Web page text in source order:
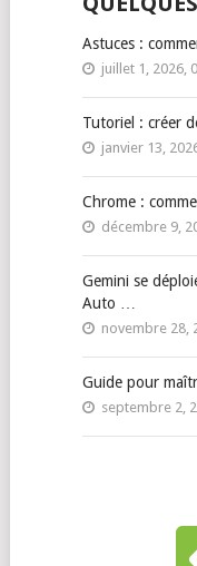
Astuces :
juillet 1, 2026,
Tutoriel : créer
janvier 13,
Chrome :
décembre 9,
Gemini se
Auto …
novembre 28,
Guide pour
septembre 2,